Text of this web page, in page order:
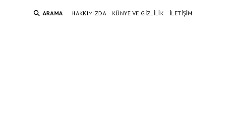
ARAMA HAKKIMIZDA KÜNYE VE GIZLILIK İLETIŞIM